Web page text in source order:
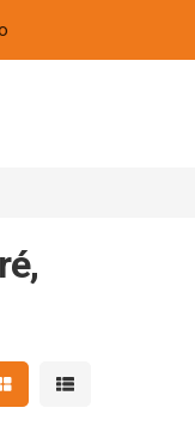
resultados em
Mostrar